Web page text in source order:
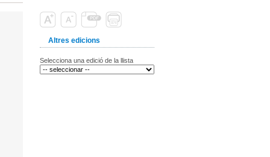
Altres edicions
Selecciona una edició de la llista